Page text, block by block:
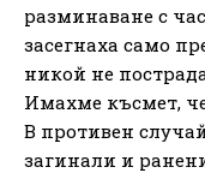
разминаване с
засегнаха само
никой не
Имахме късмет,
В противен
загинали и